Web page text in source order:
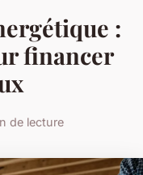
:
financer
de lecture